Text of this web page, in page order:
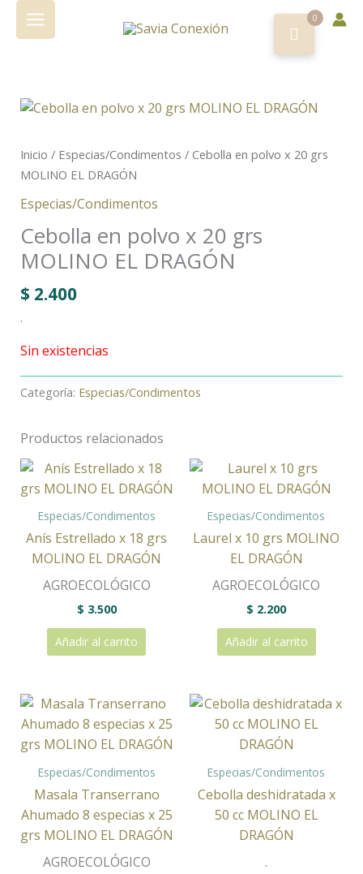
Inicio / Especias/Condimentos / Cebolla en polvo x 20 grs
MOLINO EL DRAGÓN
Especias/Condimentos
Cebolla en polvo x 20 grs
MOLINO EL DRAGÓN
$2.400
.
Sin existencias
Categoría: Especias/Condimentos
Productos relacionados
Especias/Condimentos
Anís Estrellado x 18 grs
MOLINO EL DRAGÓN
AGROECOLÓGICO
$ 3.500
Añadir al carrito
Especias/Condimentos
Laurel x 10 grs MOLINO
EL DRAGÓN
AGROECOLÓGICO
$ 2.200
Añadir al carrito
Especias/Condimentos
Masala Transerrano
Ahumado 8 especias x 25
grs MOLINO EL DRAGÓN
AGROECOLÓGICO
Especias/Condimentos
Cebolla deshidratada x
50 cc MOLINO EL
DRAGÓN
.
0